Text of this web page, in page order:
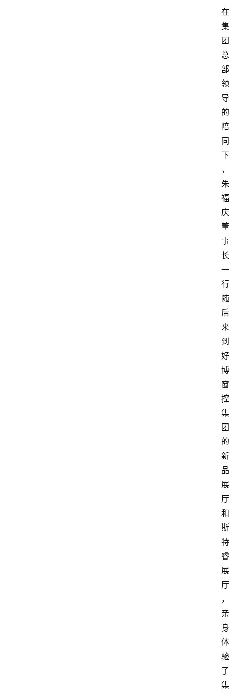
在
集
团
总
部
领
导
的
陪
同
下
，
朱
福
庆
董
事
长
一
行
随
后
来
到
好
博
窗
控
集
团
的
新
品
展
厅
和
斯
特
睿
展
厅
，
亲
身
体
验
了
集